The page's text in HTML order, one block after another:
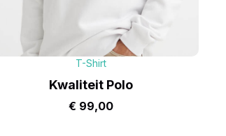
T-Shirt
Kwaliteit Polo
€ 99,00